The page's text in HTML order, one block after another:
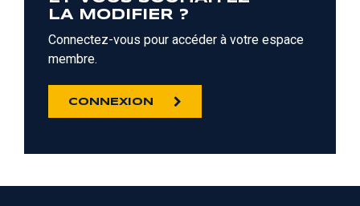
LA MODIFIER ?
Connectez-vous pour accéder à votre espace
membre.
CONNEXION